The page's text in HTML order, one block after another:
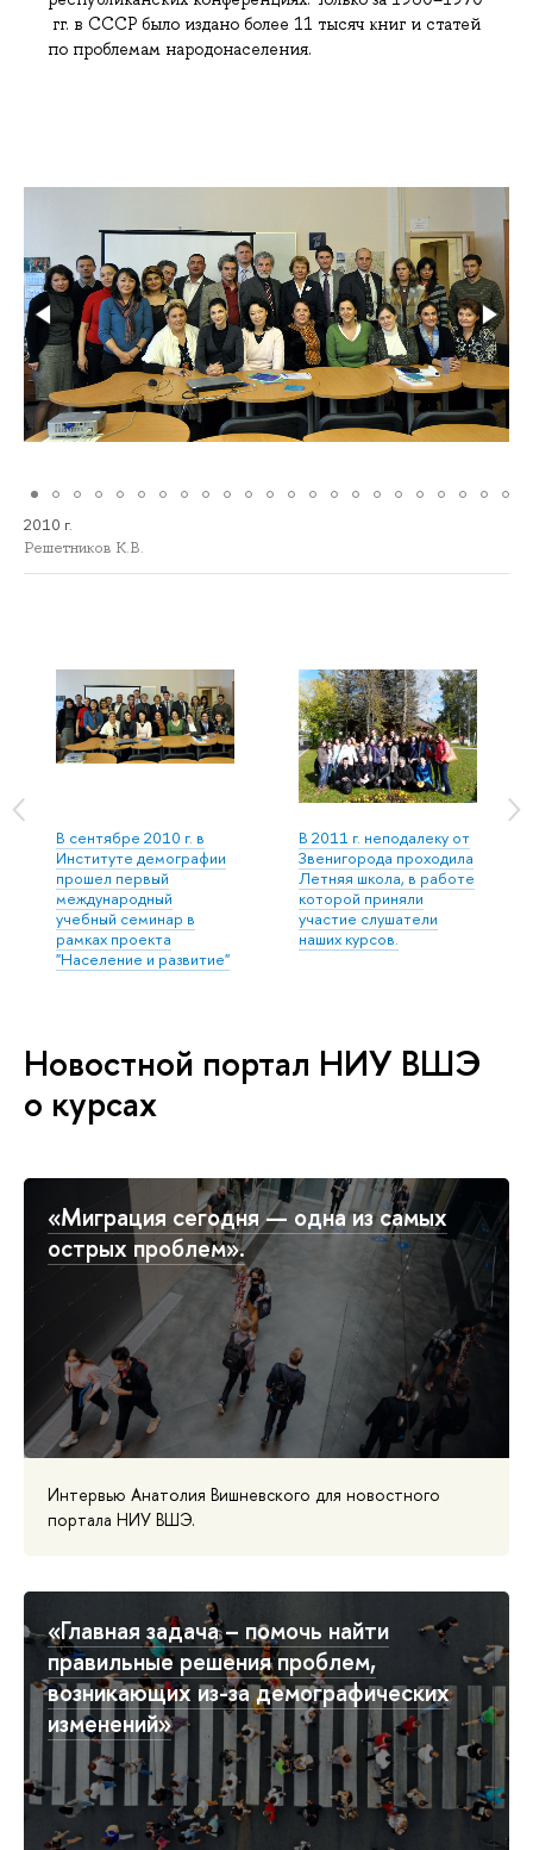
гг. в СССР было издано более 11 тысяч книг и статей
по проблемам народонаселения.
2010 г.
Решетников К.В.
В сентябре 2010 г. в
Институте демографии
прошел первый
международный
учебный семинар в
рамках проекта
"Население и развитие"
В 2011 г. неподалеку от
Звенигорода проходила
Летняя школа, в работе
которой приняли
участие слушатели
наших курсов.
Новостной портал НИУ ВШЭ
о курсах
«Миграция сегодня — одна из самых
острых проблем».
Интервью Анатолия Вишневского для новостного
портала НИУ ВШЭ.
«Главная задача – помочь найти
правильные решения проблем,
возникающих из-за демографических
изменений»